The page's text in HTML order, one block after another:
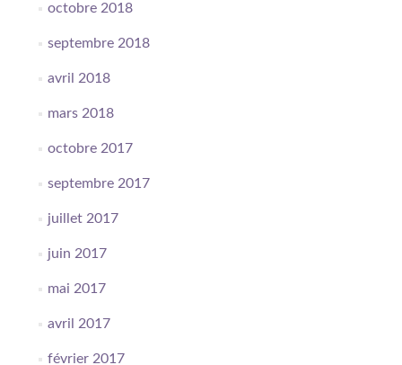
octobre 2018
septembre 2018
avril 2018
mars 2018
octobre 2017
septembre 2017
juillet 2017
juin 2017
mai 2017
avril 2017
février 2017